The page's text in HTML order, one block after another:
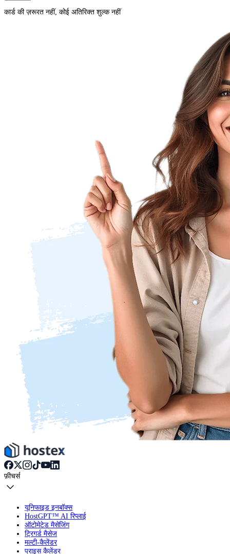
कार्ड की ज़रूरत नहीं, कोई अतिरिक्त शुल्क नहीं
फ़ीचर्स
यूनिफाइड इनबॉक्स
HostGPT™ AI रिप्लाई
ऑटोमेटेड मैसेजिंग
ट्रिगर्ड मैसेज
मल्टी-कैलेंडर
प्राइस कैलेंडर